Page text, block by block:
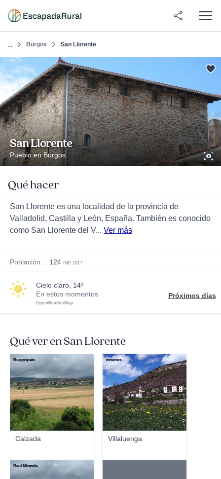
... Burgos San Llorente
San Llorente
Pueblo en Burgos
Qué hacer
San Llorente es una localidad de la provincia de
Valladolid, Castilla y León, España. También es conocido
como San Llorente del V... Ver más
Población: 124 INE 2017
cielo claro, 14º
En estos momentos
OpenWeatherMap
Próximos días
Qué ver en San Llorente
Calzada
Burgospain
Villaluenga
mmotos
Raul Miranda